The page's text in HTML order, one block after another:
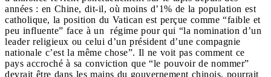
années : en Chine, dit-il, où moins d’1% de la population est
catholique, la position du Vatican est perçue comme “faible et
peu influente” face à un régime pour qui “la nomination d’un
leader religieux ou celui d’un président d’une compagnie
nationale c’est la même chose”. Il ne voit pas comment ce
pays accroché à sa conviction que “le pouvoir de nommer”
devrait être dans les mains du gouvernement chinois, pourrait